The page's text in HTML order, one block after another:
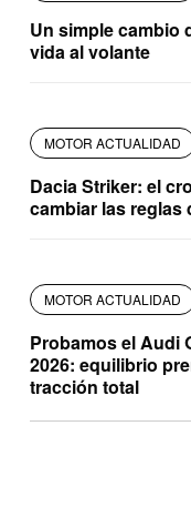
Un simple cambio
vida al volante
MOTOR ACTUALIDAD
Dacia Striker: el
cambiar las reglas
MOTOR ACTUALIDAD
Probamos el Audi
2026: equilibrio
tracción total